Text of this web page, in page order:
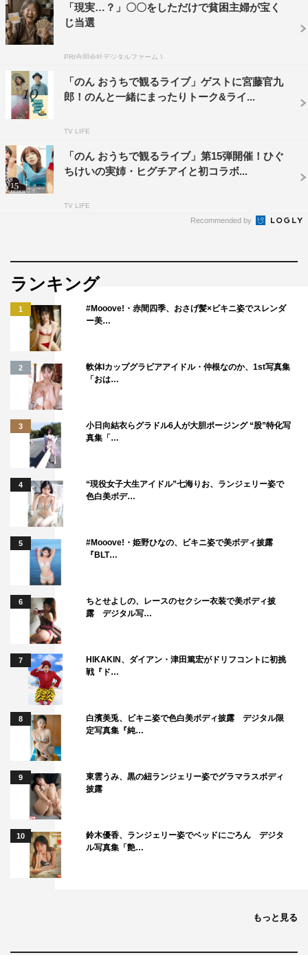
「のんおうちで観るライブ vol.3.5」より
また、見逃し配信を10月13日（火）23時59分まで実施。
ライブ配信後も、見逃し配信のチケット購入は可能だ。の
んファンクラブ、チリヌルヲワカファンクラブでは、特別
価格でチケット販売中。
さらに、本ライブを記念したTシャツ、マスク、マグカッ
プを受注販売することも決定。新曲ジャケットデザインを
後日発表される予定だ。
今回の開催にあたり、のんは「とてつもなく素敵な時間に
なることでしょう…。今セットリストを決めているところ
ですが、かなり特別なライブになりそうです…！」と予告
している。コメント全文は、以下を参照。
＜のん コメント＞
今回は、チリヌルヲワカ・ユウさんをお迎えしてのライブ
となります。嬉しい気持ちでいっぱいです。とてつもなく
素敵な時間になることでしょう…。今セットリストを決め
ているところですが、かなり特別なライブになりそうで
す…！
こないだ、どう演奏しようか３人で打ち合わせをしまし
た。ドキドキ、めっちゃ良い感じな気がする。みなさま、
共に楽しみましょう！
＜ライブ情報＞
「NON OUCHI DE MIRU LIVE vol.4（＃のんおうちで観
るライブ）」
「現実…？」〇〇をしただけで貧困主婦が宝く
じ当選
PR(合同会社デジタルファーム )
「のん おうちで観るライブ」ゲストに宮藤官九
郎！のんと一緒にまったりトーク&ライ...
TV LIFE
「のん おうちで観るライブ」第15弾開催！ひぐ
ちけいの実姉・ヒグチアイと初コラボ...
TV LIFE
Recommended by
ランキング
1
#Mooove!・赤間四季、おさげ髪×ビキニ姿でスレンダ
ー美…
2
軟体Iカップグラビアアイドル・仲根なのか、1st写真集
「おは…
3
小日向結衣らグラドル6人が大胆ポージング “股”特化写
真集「…
4
“現役女子大生アイドル”七海りお、ランジェリー姿で
色白美ボデ…
5
#Mooove!・姫野ひなの、ビキニ姿で美ボディ披露
『BLT…
6
ちとせよしの、レースのセクシー衣装で美ボディ披
露 デジタル写…
7
HIKAKIN、ダイアン・津田篤宏がドリフコントに初挑
戦『ド…
8
白濱美兎、ビキニ姿で色白美ボディ披露 デジタル限
定写真集『純…
9
東雲うみ、黒の紐ランジェリー姿でグラマラスボディ
披露
10
鈴木優香、ランジェリー姿でベッドにごろん デジタ
ル写真集「艶…
もっと見る